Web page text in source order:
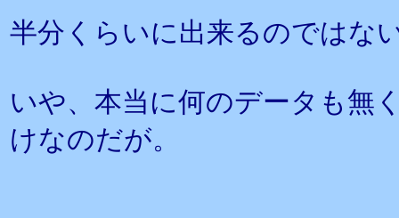
半分くらいに出来るのではな
いや、本当に何のデータも無
けなのだが。